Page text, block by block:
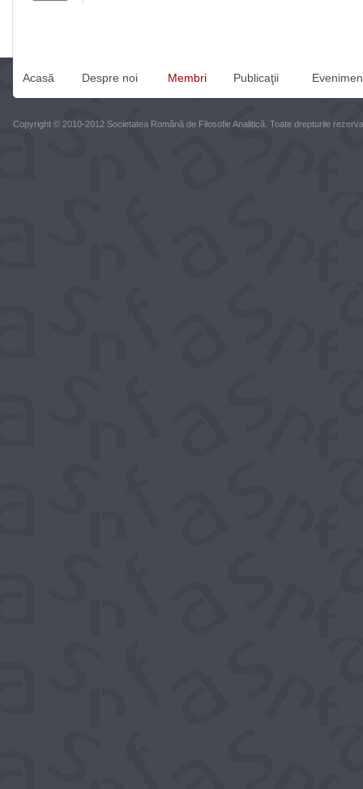
Acasă Despre noi Membri Publicaţii
Copyright © 2010-2012 Societatea Română de Filosofie Analitică. Toate drepturile